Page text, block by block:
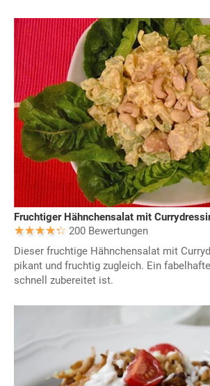
Fruchtiger Hähnchensalat mit
200 Bewertungen
Dieser fruchtige Hähnchensalat mit
pikant und fruchtig zugleich. Ein
schnell zubereitet ist.